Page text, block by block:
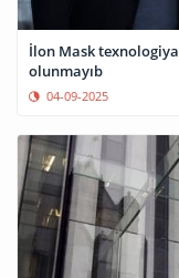
İlon Mask
olunmayıb
04-09-2025